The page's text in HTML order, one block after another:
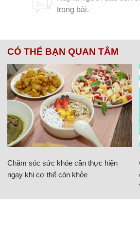
CÓ THỂ BẠN QUAN TÂM
Chăm sóc sức khỏe cần thực hiện
ngay khi cơ thể còn khỏe